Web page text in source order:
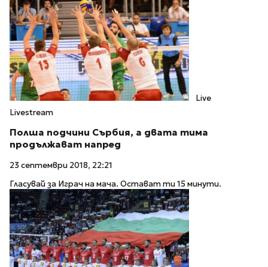
Live
Livestream
Полша подчини Сърбия, а двата тима
продължават напред
23 септември 2018, 22:21
Гласувай за Играч на мача. Остават ти 15 минути.